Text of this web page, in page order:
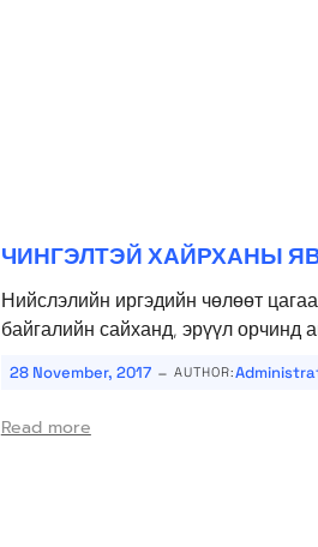
ЧИНГЭЛТЭЙ ХАЙРХАНЫ
Нийслэлийн иргэдийн чөлөөт
байгалийн сайханд, эрүүл орчинд
28 November, 2017 - AUTHOR:
Read more